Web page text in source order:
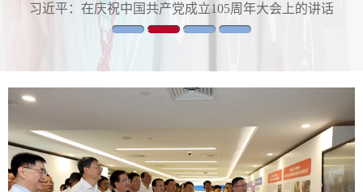
习近平：在庆祝中国共产党成立105周年大会上的讲话